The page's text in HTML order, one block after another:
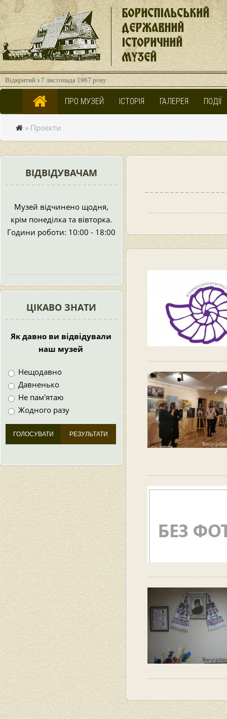
БОРИСПІЛЬСЬКИЙ
ДЕРЖАВНИЙ
ІСТОРИЧНИЙ
МУЗЕЙ
Відкритий з 7 листопада 1967 року
ПРО МУЗЕЙ ІСТОРІЯ ГАЛЕРЕЯ ПОДІЇ
» Проєкти
ВІДВІДУВАЧАМ
Музей відчинено щодня,
крім понеділка та вівторка.
Години роботи: 10:00 - 18:00
ЦІКАВО ЗНАТИ
Як давно ви відвідували
наш музей
Нещодавно
Давненько
Не пам'ятаю
Жодного разу